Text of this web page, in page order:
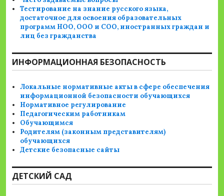
Тестирование на знание русского языка,
достаточное для освоения образовательных
программ НОО, ООО и СОО, иностранных граждан и
лиц без гражданства
ИНФОРМАЦИОННАЯ БЕЗОПАСНОСТЬ
Локальные нормативные акты в сфере обеспечения
информационной безопасности обучающихся
Нормативное регулирование
Педагогическим работникам
Обучающимся
Родителям (законным представителям)
обучающихся
Детские безопасные сайты
ДЕТСКИЙ САД